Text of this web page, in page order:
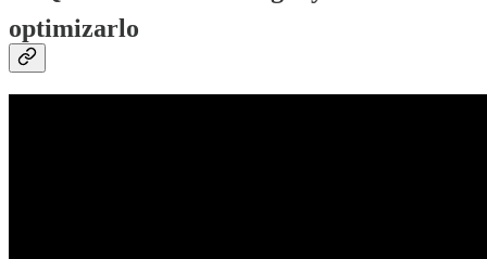
optimizarlo